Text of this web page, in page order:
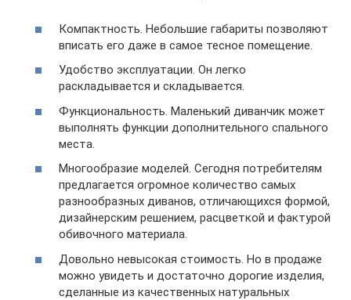
Компактность. Небольшие габариты позволяют
вписать его даже в самое тесное помещение.
Удобство эксплуатации. Он легко
раскладывается и складывается.
Функциональность. Маленький диванчик может
выполнять функции дополнительного спального
места.
Многообразие моделей. Сегодня потребителям
предлагается огромное количество самых
разнообразных диванов, отличающихся формой,
дизайнерским решением, расцветкой и фактурой
обивочного материала.
Довольно невысокая стоимость. Но в продаже
можно увидеть и достаточно дорогие изделия,
сделанные из качественных натуральных